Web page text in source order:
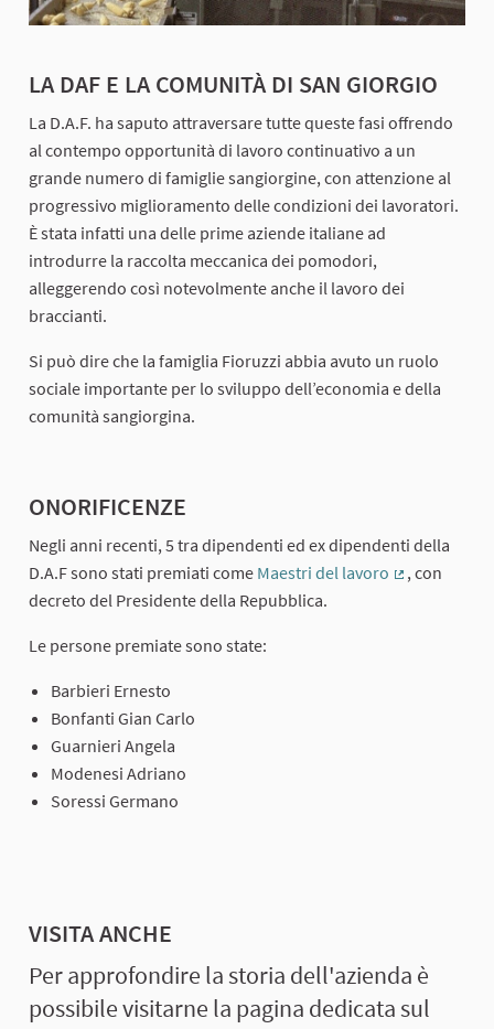
LA DAF E LA COMUNITÀ DI SAN GIORGIO
La D.A.F. ha saputo attraversare tutte queste fasi offrendo
al contempo opportunità di lavoro continuativo a un
grande numero di famiglie sangiorgine, con attenzione al
progressivo miglioramento delle condizioni dei lavoratori.
È stata infatti una delle prime aziende italiane ad
introdurre la raccolta meccanica dei pomodori,
alleggerendo così notevolmente anche il lavoro dei
braccianti.
Si può dire che la famiglia Fioruzzi abbia avuto un ruolo
sociale importante per lo sviluppo dell’economia e della
comunità sangiorgina.
ONORIFICENZE
Negli anni recenti, 5 tra dipendenti ed ex dipendenti della
D.A.F sono stati premiati come Maestri del lavoro
, con
decreto del Presidente della Repubblica.
Le persone premiate sono state:
Barbieri Ernesto
Bonfanti Gian Carlo
Guarnieri Angela
Modenesi Adriano
Soressi Germano
VISITA ANCHE
Per approfondire la storia dell'azienda è
possibile visitarne la pagina dedicata sul